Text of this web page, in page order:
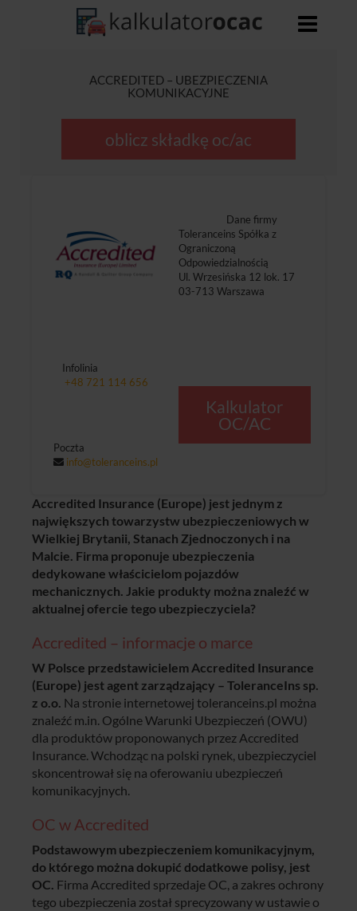
ACCREDITED – UBEZPIECZENIA
KOMUNIKACYJNE
oblicz składkę oc/ac
Dane firmy
Toleranceins Spółka z
Ograniczoną
Odpowiedzialnością
Ul. Wrzesińska 12 lok. 17
03-713 Warszawa
Infolinia
+48 721 114 656
Poczta
info@toleranceins.pl
Kalkulator
OC/AC
Accredited Insurance (Europe) jest jednym z
największych towarzystw ubezpieczeniowych w
Wielkiej Brytanii, Stanach Zjednoczonych i na
Malcie. Firma proponuje ubezpieczenia
dedykowane właścicielom pojazdów
mechanicznych. Jakie produkty można znaleźć w
aktualnej ofercie tego ubezpieczyciela?
Accredited – informacje o marce
W Polsce przedstawicielem Accredited Insurance
(Europe) jest agent zarządzający – ToleranceIns sp.
z o.o. Na stronie internetowej toleranceins.pl można
znaleźć m.in. Ogólne Warunki Ubezpieczeń (OWU)
dla produktów proponowanych przez Accredited
Insurance. Wchodząc na polski rynek, ubezpieczyciel
skoncentrował się na oferowaniu ubezpieczeń
komunikacyjnych.
OC w Accredited
Podstawowym ubezpieczeniem komunikacyjnym,
do którego można dokupić dodatkowe polisy, jest
OC. Firma Accredited sprzedaje OC, a zakres ochrony
tego ubezpieczenia został sprecyzowany w ustawie o